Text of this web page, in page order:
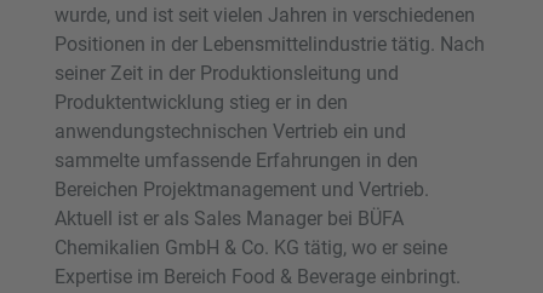
wurde, und ist seit vielen Jahren in verschiedenen
Positionen in der Lebensmittelindustrie tätig. Nach
seiner Zeit in der Produktionsleitung und
Produktentwicklung stieg er in den
anwendungstechnischen Vertrieb ein und
sammelte umfassende Erfahrungen in den
Bereichen Projektmanagement und Vertrieb.
Aktuell ist er als Sales Manager bei BÜFA
Chemikalien GmbH & Co. KG tätig, wo er seine
Expertise im Bereich Food & Beverage einbringt.